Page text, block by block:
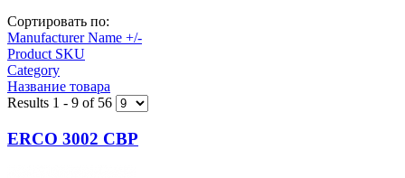
Сортировать по:
Manufacturer Name +/-
Product SKU
Category
Название товара
Results 1 - 9 of 56
ERCO 3002 CBP